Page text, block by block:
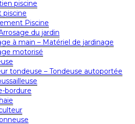
piscine
piscine
Piscine
du jardin
à main – Matériel de jardinage
motorisé
tondeuse – Tondeuse autoportée
bordure